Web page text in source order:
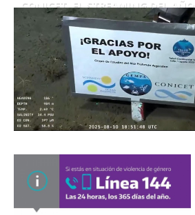
CONICET. EL STREAMING DEL AÑO